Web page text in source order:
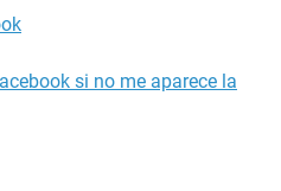
si no me aparece la